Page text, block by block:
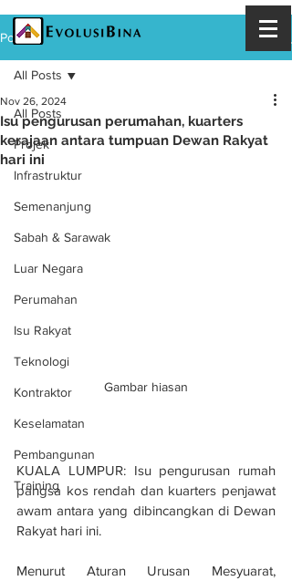
Post
All Posts
Projek
Infrastruktur
Semenanjung
Sabah & Sarawak
Luar Negara
Perumahan
Isu Rakyat
Teknologi
Kontraktor
Keselamatan
Pembangunan
Training
All Posts
Isu pengurusan perumahan, kuarters
kerajaan antara tumpuan Dewan Rakyat
hari ini
Nov 26, 2024
Gambar hiasan
KUALA LUMPUR: Isu pengurusan rumah
pangsa kos rendah dan kuarters penjawat
awam antara yang dibincangkan di Dewan
Rakyat hari ini.
Menurut Aturan Urusan Mesyuarat,